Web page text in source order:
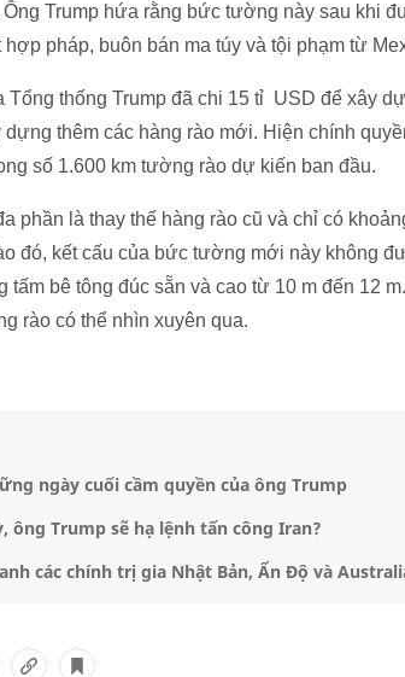
Ông Trump hứa rằng bức tường này sau khi
pháp, buôn bán ma túy và tội phạm từ
Tổng thống Trump đã chi 15 tỉ USD để xây
thêm các hàng rào mới. Hiện chính
số 1.600 km tường rào dự kiến ban đầu.
phần là thay thế hàng rào cũ và chỉ có
đó, kết cấu của bức tường mới này không
bê tông đúc sẵn và cao từ 10 m đến 12
rào có thể nhìn xuyên qua.
ngày cuối cầm quyền của ông Trump
ông Trump sẽ hạ lệnh tấn công Iran?
các chính trị gia Nhật Bản, Ấn Độ và